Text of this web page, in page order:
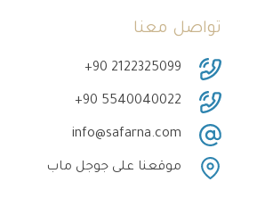
تواصل معنا
‎+90 2122325099
‎+90 5540040022
info@safarna.com
موقعنا على جوجل ماب